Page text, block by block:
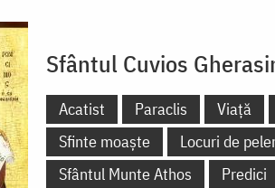
Sfântul Cuvios
Acatist Paraclis Viață
Sfinte moaște
Locuri de
Sfântul Munte Athos
Predici